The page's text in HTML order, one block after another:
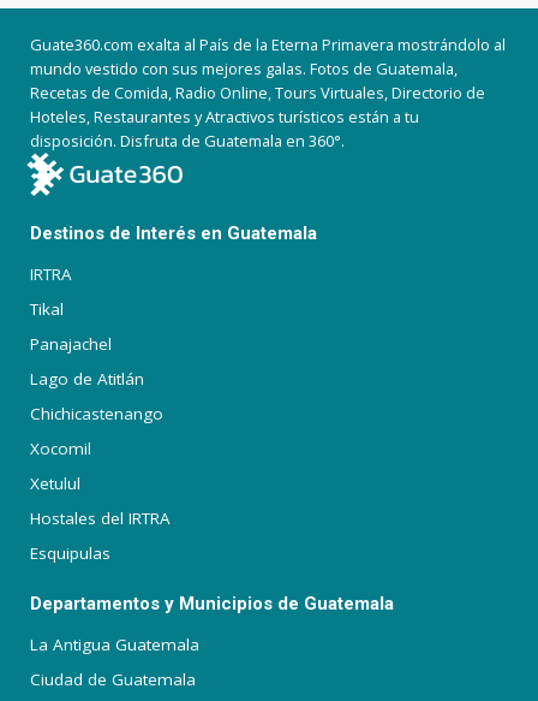
Guate360.com exalta al País de la Eterna Primavera mostrándolo al
mundo vestido con sus mejores galas. Fotos de Guatemala,
Recetas de Comida, Radio Online, Tours Virtuales, Directorio de
Hoteles, Restaurantes y Atractivos turísticos están a tu
disposición. Disfruta de Guatemala en 360°.
Destinos de Interés en Guatemala
IRTRA
Tikal
Panajachel
Lago de Atitlán
Chichicastenango
Xocomil
Xetulul
Hostales del IRTRA
Esquipulas
Departamentos y Municipios de Guatemala
La Antigua Guatemala
Ciudad de Guatemala